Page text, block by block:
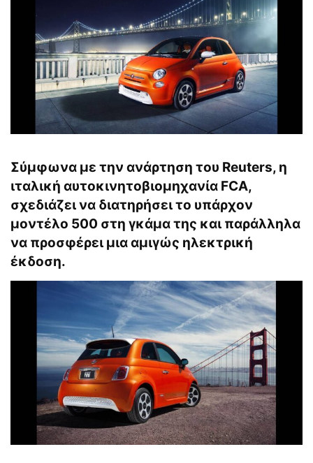
Σύμφωνα με την ανάρτηση του Reuters, η
ιταλική αυτοκινητοβιομηχανία FCA,
σχεδιάζει να διατηρήσει το υπάρχον
μοντέλο 500 στη γκάμα της και παράλληλα
να προσφέρει μια αμιγώς ηλεκτρική
έκδοση.